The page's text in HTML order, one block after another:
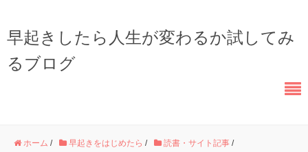
早起きしたら人生が変わるか試してみ
るブログ
ホーム / 早起きをはじめたら / 読書・サイト記事 /